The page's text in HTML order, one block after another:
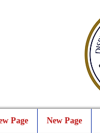
Page New Page